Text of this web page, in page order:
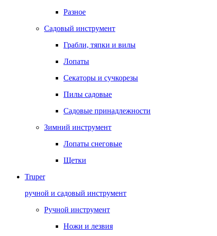
Разное
Садовый инструмент
Грабли, тяпки и вилы
Лопаты
Секаторы и сучкорезы
Пилы садовые
Садовые принадлежности
Зимний инструмент
Лопаты снеговые
Щетки
Truper
ручной и садовый инструмент
Ручной инструмент
Ножи и лезвия